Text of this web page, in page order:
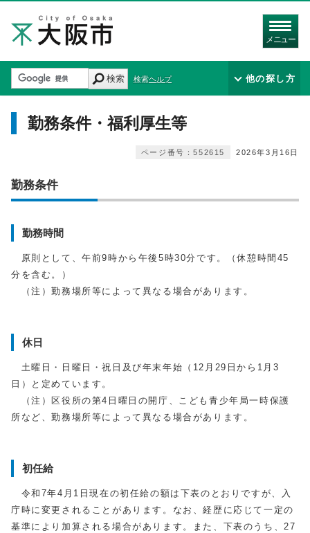
メニュー
検索 検索ヘルプ 他の探し方
勤務条件・福利厚生等
2026年3月16日
ページ番号：552615
勤務条件
勤務時間
原則として、午前9時から午後5時30分です。（休憩時間45
分を含む。）
（注）勤務場所等によって異なる場合があります。
休日
土曜日・日曜日・祝日及び年末年始（12月29日から1月3
日）と定めています。
（注）区役所の第4日曜日の開庁、こども青少年局一時保護
所など、勤務場所等によって異なる場合があります。
初任給
令和7年4月1日現在の初任給の額は下表のとおりですが、入
庁時に変更されることがあります。なお、経歴に応じて一定の
基準により加算される場合があります。また、下表のうち、27